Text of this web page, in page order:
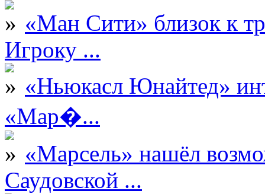
«Ман Сити» близок к
Игроку ...
«Ньюкасл Юнайтед»
«Мар�...
«Марсель» нашёл
Саудовской ...